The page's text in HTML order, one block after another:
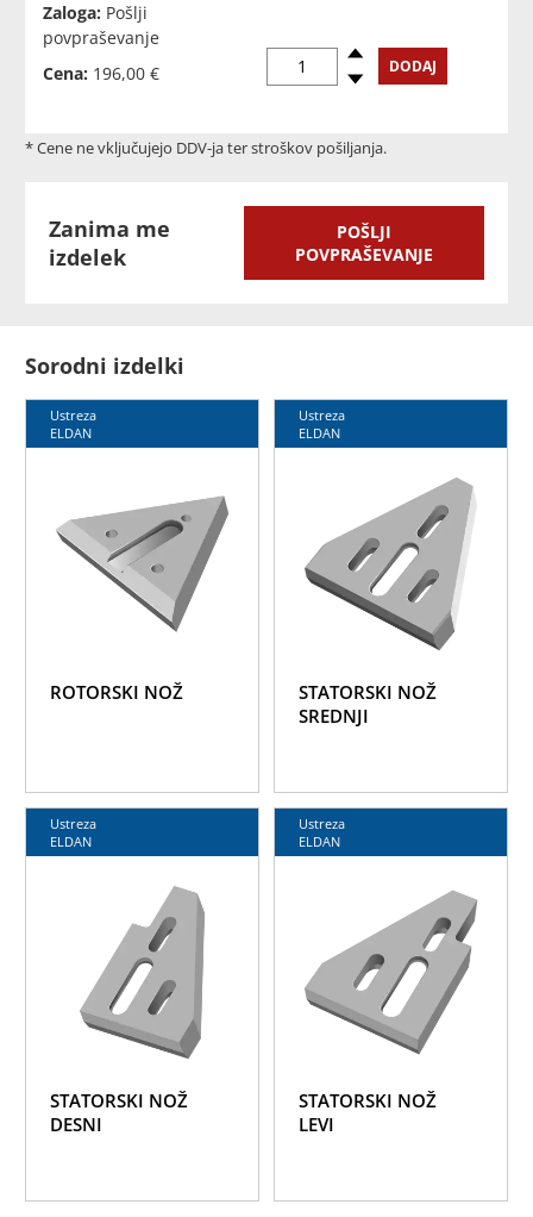
Zaloga: Pošlji
povpraševanje
Cena: 196,00 € Zmanjšaj
PovečajDODAJ
* Cene ne vključujejo DDV-ja ter stroškov pošiljanja.
Zanima me
izdelek
POŠLJI
POVPRAŠEVANJE
Sorodni izdelki
Ustreza
ELDAN
ROTORSKI NOŽ
Ustreza
ELDAN
STATORSKI NOŽ
SREDNJI
Ustreza
ELDAN
STATORSKI NOŽ
DESNI
Ustreza
ELDAN
STATORSKI NOŽ
LEVI